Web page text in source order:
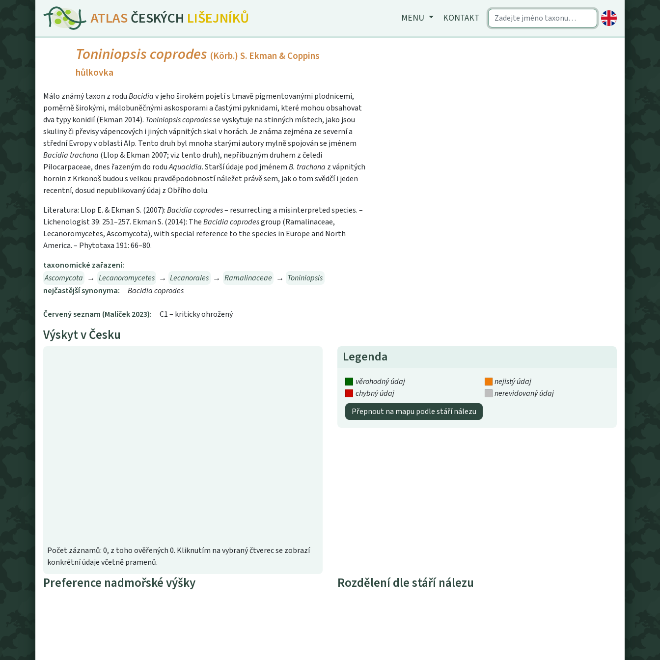
ATLASČESKÝCH LIŠEJNÍKŮ MENU KONTAKT
Toniniopsis coprodes (Körb.) S. Ekman & Coppins
hůlkovka
Málo známý taxon z roduBacidiav jeho širokém pojetí s tmavě pigmentovanými plodnicemi,
poměrně širokými, málobuněčnými askosporami a častými pyknidami, které mohou obsahovat
dva typy konidií (Ekman 2014). Toniniopsis coprodesse vyskytuje na stinných místech, jako jsou
skuliny či převisy vápencových i jiných vápnitých skal v horách. Je známa zejména ze severní a
střední Evropy v oblasti Alp. Tento druh byl mnoha starými autory mylně spojován se jménem
Bacidia trachona (Llop & Ekman 2007; viz tento druh), nepříbuzným druhem z čeledi
Pilocarpaceae, dnes řazeným do roduAquacidia. Starší údaje pod jménemB. trachona z vápnitých
hornin z Krkonoš budou s velkou pravděpodobností náležet právě sem, jak o tom svědčí i jeden
recentní, dosud nepublikovaný údaj z Obřího dolu.
Literatura: Llop E. & Ekman S. (2007):Bacidia coprodes– resurrecting a misinterpreted species. –
Lichenologist 39: 251–257. Ekman S. (2014): TheBacidia coprodesgroup (Ramalinaceae,
Lecanoromycetes, Ascomycota), with special reference to the species in Europe and North
America. – Phytotaxa 191: 66–80.
taxonomické zařazení:
Ascomycota → Lecanoromycetes → Lecanorales → Ramalinaceae → Toniniopsis
nejčastější synonyma:
Bacidia coprodes
Červený seznam (Malíček 2023): C1 – kriticky ohrožený
Výskyt v Česku
Počet záznamů: 0, z toho ověřených 0. Kliknutím na vybraný čtverec se zobrazí
konkrétní údaje včetně pramenů.
Legenda
věrohodný údaj
nejistý údaj
chybný údaj
nerevidovaný údaj
Přepnout na mapu podle stáří nálezu
Preference nadmořské výšky Rozdělení dle stáří nálezu